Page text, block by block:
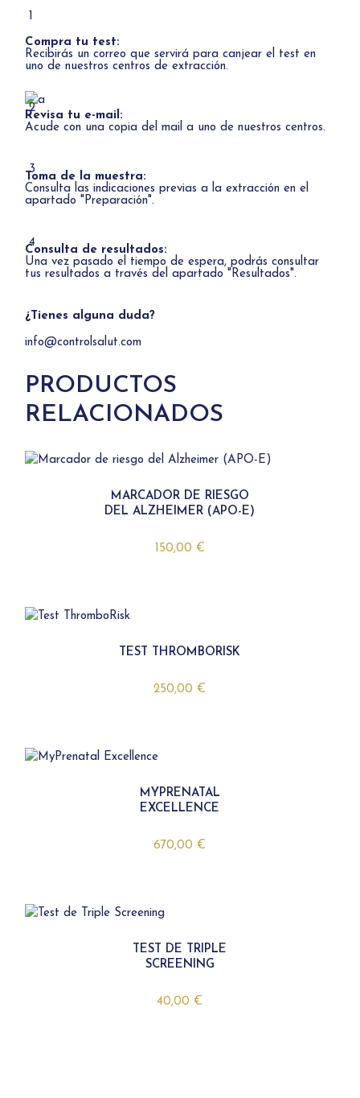
1
Compra tu test:
Recibirás un correo que servirá para canjear el test en
uno denuestros centros de extracción.
2
Revisa tu e-mail:
Acude con una copia del mail a uno denuestros centros.
3
Toma de la muestra:
Consulta las indicaciones previas a la extracción en el
apartado "Preparación".
4
Consulta de resultados:
Una vez pasado el tiempo de espera, podrás consultar
tus resultados a través del apartado "Resultados".
¿Tienes alguna duda?
info@controlsalut.com
PRODUCTOS
RELACIONADOS
MARCADOR DE RIESGO
DEL ALZHEIMER (APO-E)
150,00 €
TEST THROMBORISK
250,00 €
MYPRENATAL
EXCELLENCE
670,00 €
TEST DE TRIPLE
SCREENING
40,00 €